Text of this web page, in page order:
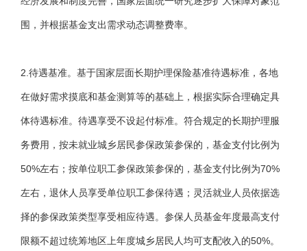
围，并根据基金支出需求动态调整费率。
2.待遇基准。基于国家层面长期护理保险基准待遇标准，各地
在做好需求摸底和基金测算等的基础上，根据实际合理确定具
体待遇标准。待遇享受不设起付标准。符合规定的长期护理服
务费用，按未就业城乡居民参保政策参保的，基金支付比例为
50%左右；按单位职工参保政策参保的，基金支付比例为70%
左右，退休人员享受单位职工参保待遇；灵活就业人员依据选
择的参保政策类型享受相应待遇。参保人员基金年度最高支付
限额不超过统筹地区上年度城乡居民人均可支配收入的50%。